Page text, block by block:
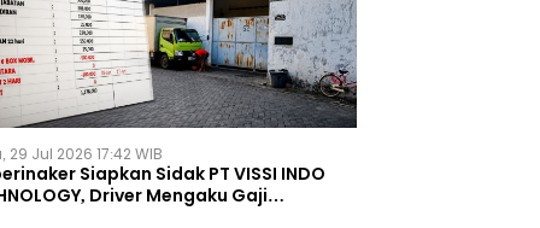
29 Jul 2026 17:42 WIB
Siapkan Sidak PT VISSI INDO
Driver Mengaku Gaji